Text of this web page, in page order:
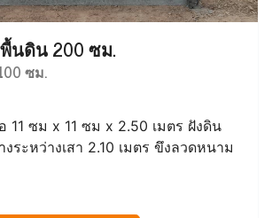
นดิน 200 ซม.
ซม.
11 ซม x 11 ซม x 2.50 เมตร ฝังดิน
ระหว่างเสา 2.10 เมตร ขึงลวดหนาม